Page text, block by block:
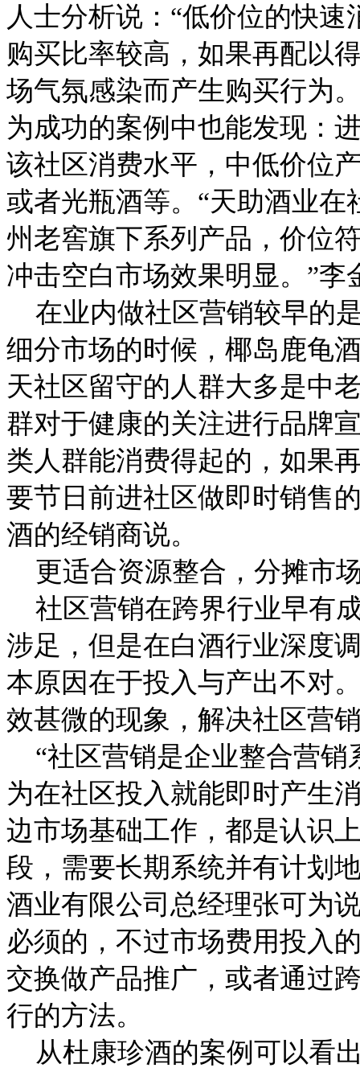
人士分析说：“低价位的快
购买比率较高，如果再配以
场气氛感染而产生购买行为
为成功的案例中也能发现：
该社区消费水平，中低价位
或者光瓶酒等。“天助酒业
州老窖旗下系列产品，价位
冲击空白市场效果明显。”李
在业内做社区营销较早的
细分市场的时候，椰岛鹿龟
天社区留守的人群大多是中
群对于健康的关注进行品牌
类人群能消费得起的，如果
要节日前进社区做即时销售
酒的经销商说。
更适合资源整合，分摊市
社区营销在跨界行业早有
涉足，但是在白酒行业深度
本原因在于投入与产出不对
效甚微的现象，解决社区营
“社区营销是企业整合营销
为在社区投入就能即时产生
边市场基础工作，都是认识
段，需要长期系统并有计划
酒业有限公司总经理张可为
必须的，不过市场费用投入
交换做产品推广，或者通过
行的方法。
从杜康珍酒的案例可以看